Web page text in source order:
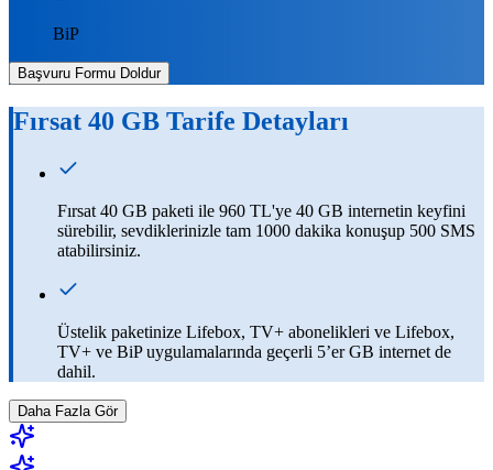
BiP
Başvuru Formu Doldur
Fırsat 40 GB Tarife Detayları
Fırsat 40 GB paketi ile 960 TL'ye 40 GB internetin keyfini
sürebilir, sevdiklerinizle tam 1000 dakika konuşup 500 SMS
atabilirsiniz.
Üstelik paketinize Lifebox, TV+ abonelikleri ve Lifebox,
TV+ ve BiP uygulamalarında geçerli 5’er GB internet de
dahil.​
Daha Fazla Gör